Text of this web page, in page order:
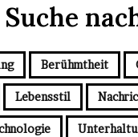
Berühmtheit
Lebensstil